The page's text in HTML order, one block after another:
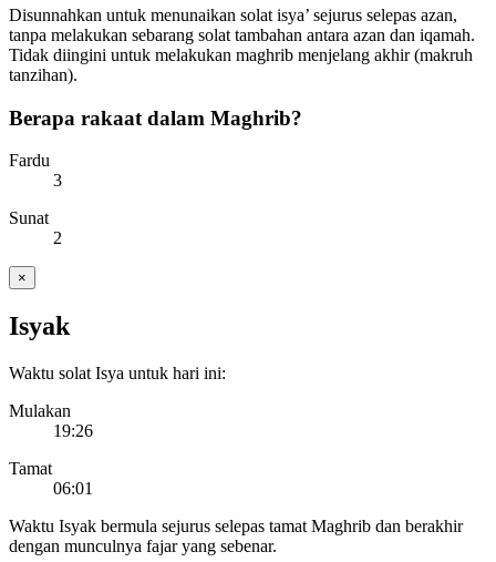
Disunnahkan untuk menunaikan solat isya’ sejurus selepas azan,
tanpa melakukan sebarang solat tambahan antara azan dan iqamah.
Tidak diingini untuk melakukan maghrib menjelang akhir (makruh
tanzihan).
Berapa rakaat dalam Maghrib?
Fardu
3
Sunat
2
×
Isyak
Waktu solat Isya untuk hari ini:
Mulakan
19:26
Tamat
06:01
Waktu Isyak bermula sejurus selepas tamat Maghrib dan berakhir
dengan munculnya fajar yang sebenar.